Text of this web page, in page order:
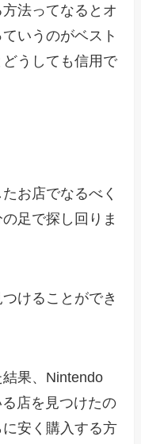
法ってなるとオ
いうのがベスト
うしても信用で
お店でなるべく
足で探し回りま
けることができ
果、Nintendo
店を見つけたの
安く購入する方